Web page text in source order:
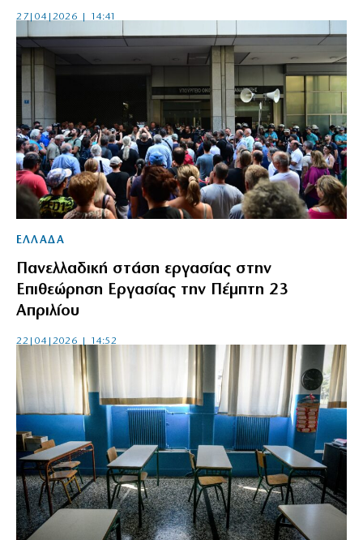
27|04|2026 | 14:41
ΕΛΛΑΔΑ
Πανελλαδική στάση εργασίας στην
Επιθεώρηση Εργασίας την Πέμπτη 23
Απριλίου
22|04|2026 | 14:52